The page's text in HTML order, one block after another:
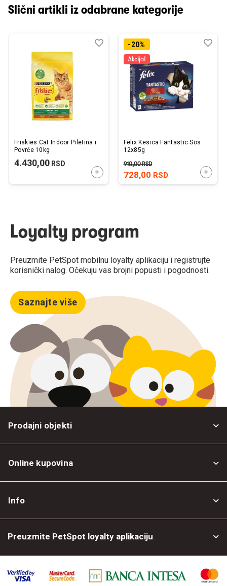
Slični artikli iz odabrane kategorije
Friskies Cat Indoor Piletina i
Povrće 10kg
4.430,00 RSD
DODAJTE U KORPU
Dodaj
Uporedi-20%
Felix Kesica Fantastic Sos
12x85g
728,00 RSD
910,00RSD
Loyalty program
Preuzmite PetSpot mobilnu loyalty aplikaciju i registrujte
korisnički nalog. Očekuju vas brojni popusti i pogodnosti.
Saznajte više
Prodajni objekti
Online kupovina
Info
Preuzmite PetSpot loyalty aplikaciju